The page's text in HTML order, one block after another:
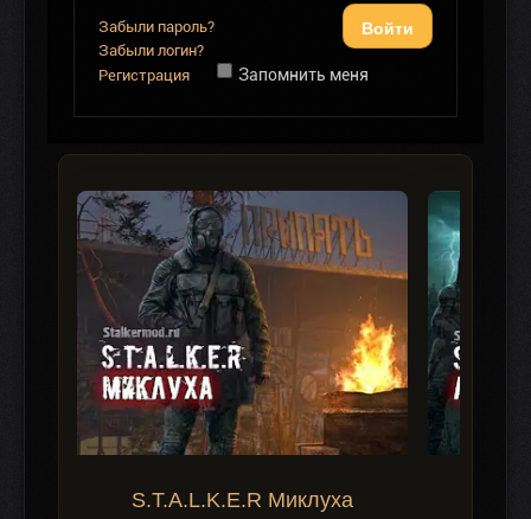
Войти
Забыли пароль?
Забыли логин?
Регистрация
Запомнить меня
S.T.A.L.K.E.R Миклуха